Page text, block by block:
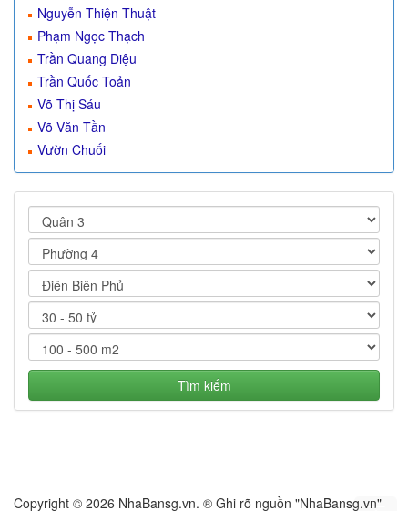
Nguyễn Thiện Thuật
Phạm Ngọc Thạch
Trần Quang Diệu
Trần Quốc Toản
Võ Thị Sáu
Võ Văn Tần
Vườn Chuối
Tìm kiếm
Copyright © 2026 NhaBansg.vn. ® Ghi rõ nguồn "NhaBansg.vn"